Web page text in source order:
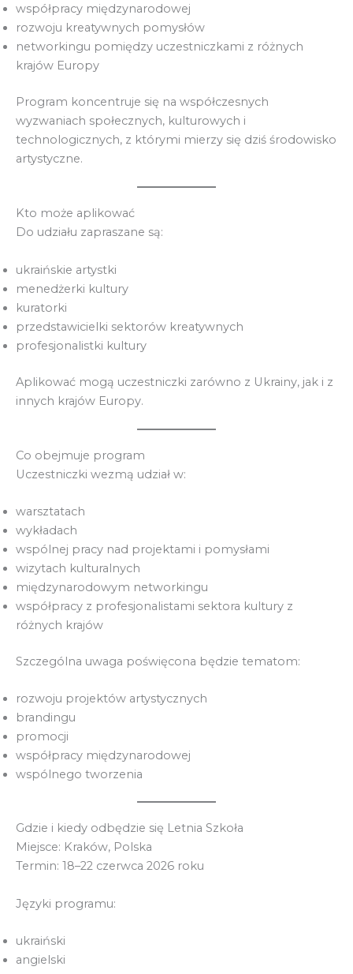
współpracy międzynarodowej
rozwoju kreatywnych pomysłów
networkingu pomiędzy uczestniczkami z różnych
krajów Europy
Program koncentruje się na współczesnych
wyzwaniach społecznych, kulturowych i
technologicznych, z którymi mierzy się dziś środowisko
artystyczne.
Kto może aplikować
Do udziału zapraszane są:
ukraińskie artystki
menedżerki kultury
kuratorki
przedstawicielki sektorów kreatywnych
profesjonalistki kultury
Aplikować mogą uczestniczki zarówno z Ukrainy, jak i z
innych krajów Europy.
Co obejmuje program
Uczestniczki wezmą udział w:
warsztatach
wykładach
wspólnej pracy nad projektami i pomysłami
wizytach kulturalnych
międzynarodowym networkingu
współpracy z profesjonalistami sektora kultury z
różnych krajów
Szczególna uwaga poświęcona będzie tematom:
rozwoju projektów artystycznych
brandingu
promocji
współpracy międzynarodowej
wspólnego tworzenia
Gdzie i kiedy odbędzie się Letnia Szkoła
Miejsce: Kraków, Polska
Termin: 18–22 czerwca 2026 roku
Języki programu:
ukraiński
angielski